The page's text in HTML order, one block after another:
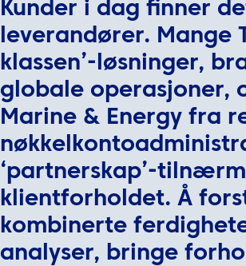
Kunder i dag finner
leverandører. Mange
klassen’-løsninger,
globale operasjoner,
Marine & Energy fra
‘partnerskap’-
klientforholdet. Å
kombinerte
analyser, bringe